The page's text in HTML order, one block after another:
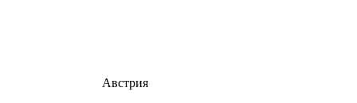
Австрия